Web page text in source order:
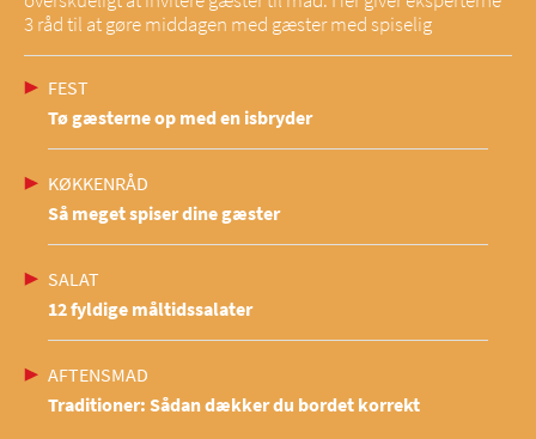
3 råd til at gøre middagen med gæster med spiselig
FEST
Tø gæsterne op med en isbryder
KØKKENRÅD
Så meget spiser dine gæster
SALAT
12 fyldige måltidssalater
AFTENSMAD
Traditioner: Sådan dækker du bordet korrekt